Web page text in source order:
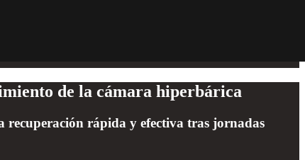
de la cámara hiperbárica
recuperación rápida y efectiva tras jornadas